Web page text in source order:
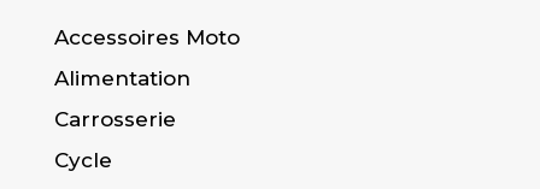
Accessoires Moto
Alimentation
Carrosserie
Cycle